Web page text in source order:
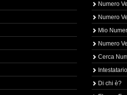
Numero
Numero
Mio
Numero
Cerca
Di chi è?